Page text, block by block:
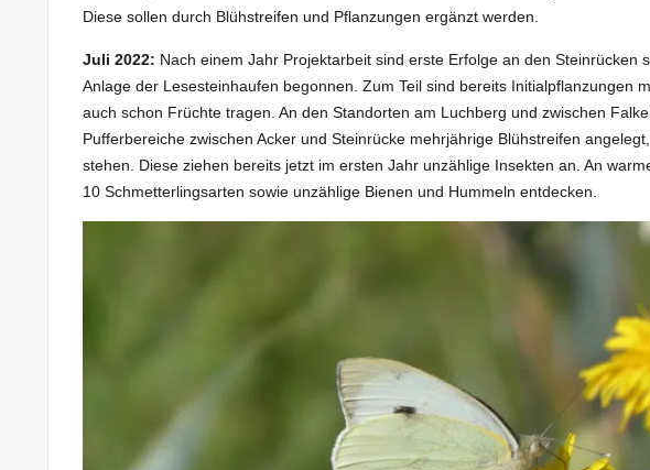
Diese sollen durch Blühstreifen und Pflanzungen ergänzt werden.
Juli 2022: Nach einem Jahr Projektarbeit sind erste Erfolge an den Steinrücken
Anlage der Lesesteinhaufen begonnen. Zum Teil sind bereits Initialpflanzungen
auch schon Früchte tragen. An den Standorten am Luchberg und zwischen
Pufferbereiche zwischen Acker und Steinrücke mehrjährige Blühstreifen
stehen. Diese ziehen bereits jetzt im ersten Jahr unzählige Insekten an. An
10 Schmetterlingsarten sowie unzählige Bienen und Hummeln entdecken.